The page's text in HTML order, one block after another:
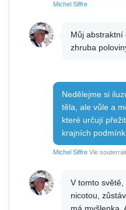
Michel Siffre
Můj abstraktní
zhruba
Nedělejme si
těla, ale vůle a
které určují
krajních
Michel Siffre Vie
V tomto
nicotou,